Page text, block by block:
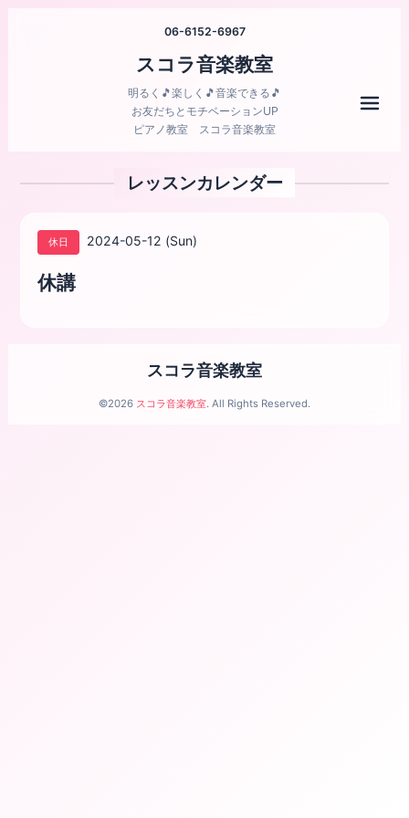
06-6152-6967
スコラ音楽教室
明るく🎵楽しく🎵音楽できる🎵
お友だちとモチベーションUP
ピアノ教室 スコラ音楽教室
レッスンカレンダー
休日 2024-05-12 (Sun)
休講
スコラ音楽教室
©2026 スコラ音楽教室. All Rights Reserved.